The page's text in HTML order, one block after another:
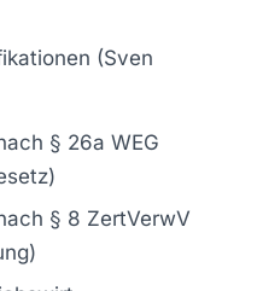
(Sven
§ 26a WEG
§ 8 ZertVerwV